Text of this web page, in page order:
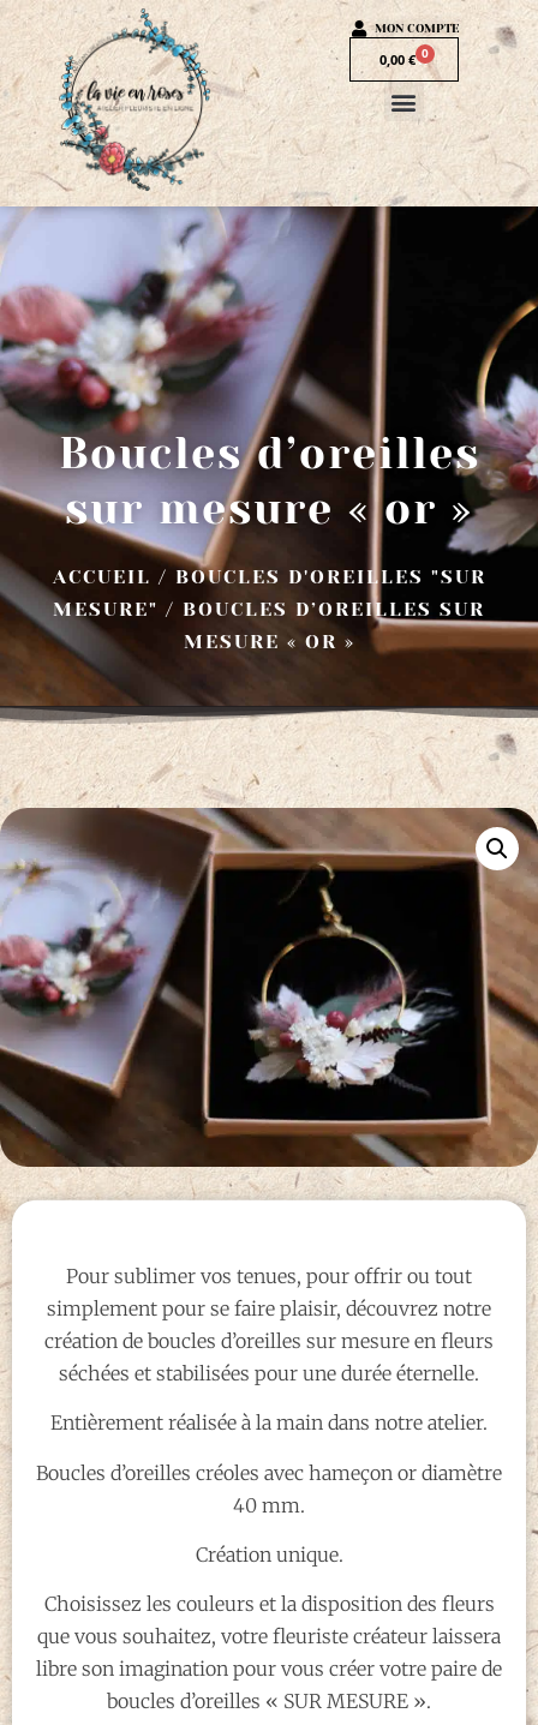
MON COMPTE
0,00 € 0
Boucles d’oreilles
sur mesure « or »
ACCUEIL / BOUCLES D'OREILLES "SUR
MESURE" / BOUCLES D’OREILLES SUR
MESURE « OR »
Pour sublimer vos tenues, pour offrir ou tout
simplement pour se faire plaisir, découvrez notre
création de boucles d’oreilles sur mesure en fleurs
séchées et stabilisées pour une durée éternelle.
Entièrement réalisée à la main dans notre atelier.
Boucles d’oreilles créoles avec hameçon or diamètre
40 mm.
Création unique.
Choisissez les couleurs et la disposition des fleurs
que vous souhaitez, votre fleuriste créateur laissera
libre son imagination pour vous créer votre paire de
boucles d’oreilles « SUR MESURE ».